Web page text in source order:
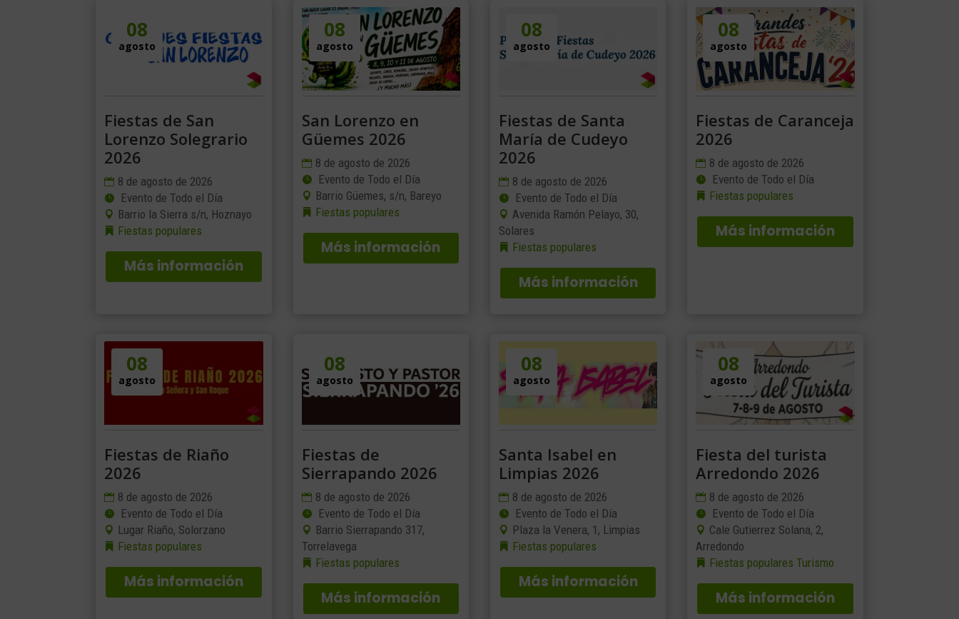
08
agosto
Fiestas de San
Lorenzo Solegrario
2026
8 de agosto de 2026
Evento de Todo el Día
Barrio la Sierra s/n, Hoznayo
Fiestas populares
Más información
08
agosto
San Lorenzo en
Güemes 2026
8 de agosto de 2026
Evento de Todo el Día
Barrio Güemes, s/n, Bareyo
Fiestas populares
Más información
08
agosto
Fiestas de Santa
María de Cudeyo
2026
8 de agosto de 2026
Evento de Todo el Día
Avenida Ramón Pelayo, 30,
Solares
Fiestas populares
Más información
08
agosto
Fiestas de Caranceja
2026
8 de agosto de 2026
Evento de Todo el Día
Fiestas populares
Más información
08
agosto
Fiestas de Riaño
2026
8 de agosto de 2026
Evento de Todo el Día
Lugar Riaño, Solorzano
Fiestas populares
Más información
08
agosto
Fiestas de
Sierrapando 2026
8 de agosto de 2026
Evento de Todo el Día
Barrio Sierrapando 317,
Torrelavega
Fiestas populares
Más información
08
agosto
Santa Isabel en
Limpias 2026
8 de agosto de 2026
Evento de Todo el Día
Plaza la Venera, 1, Limpias
Fiestas populares
Más información
08
agosto
Fiesta del turista
Arredondo 2026
8 de agosto de 2026
Evento de Todo el Día
Cale Gutierrez Solana, 2,
Arredondo
Fiestas populares Turismo
Más información